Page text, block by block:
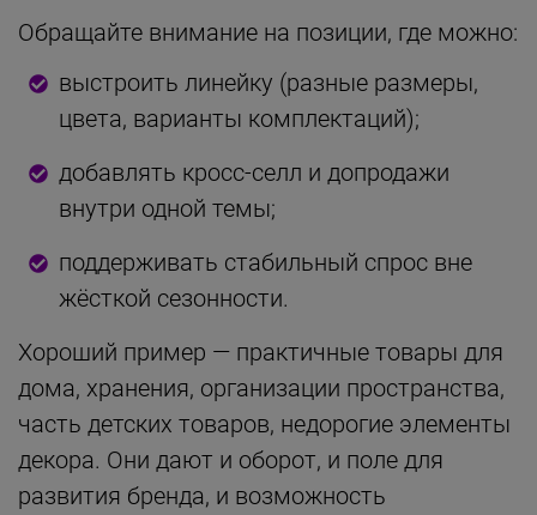
Обращайте внимание на позиции, где можно:
выстроить линейку (разные размеры,
цвета, варианты комплектаций);
добавлять кросс-селл и допродажи
внутри одной темы;
поддерживать стабильный спрос вне
жёсткой сезонности.
Хороший пример — практичные товары для
дома, хранения, организации пространства,
часть детских товаров, недорогие элементы
декора. Они дают и оборот, и поле для
развития бренда, и возможность